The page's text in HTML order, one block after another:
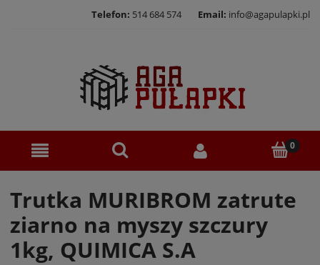
Telefon: 514 684 574 Email: info@agapulapki.pl
Trutka MURIBROM zatrute
ziarno na myszy szczury
1kg, QUIMICA S.A